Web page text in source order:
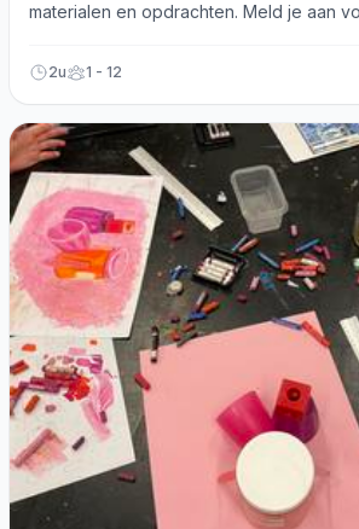
materialen en opdrachten. Meld je aan
2u 1 - 12